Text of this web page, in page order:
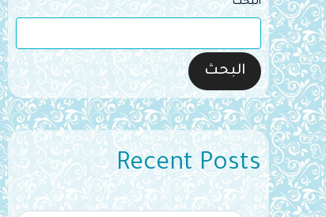
البحث
البحث
Recent Posts